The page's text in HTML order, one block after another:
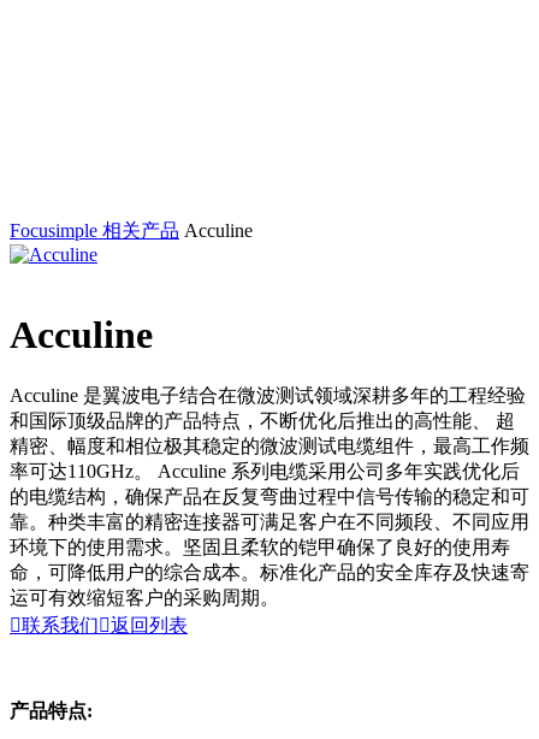
Focusimple 相关产品 Acculine
Acculine
Acculine 是翼波电子结合在微波测试领域深耕多年的工程经验
和国际顶级品牌的产品特点，不断优化后推出的高性能、 超
精密、幅度和相位极其稳定的微波测试电缆组件，最高工作频
率可达110GHz。 Acculine 系列电缆采用公司多年实践优化后
的电缆结构，确保产品在反复弯曲过程中信号传输的稳定和可
靠。种类丰富的精密连接器可满足客户在不同频段、不同应用
环境下的使用需求。坚固且柔软的铠甲确保了良好的使用寿
命，可降低用户的综合成本。标准化产品的安全库存及快速寄
运可有效缩短客户的采购周期。
联系我们返回列表
产品特点: